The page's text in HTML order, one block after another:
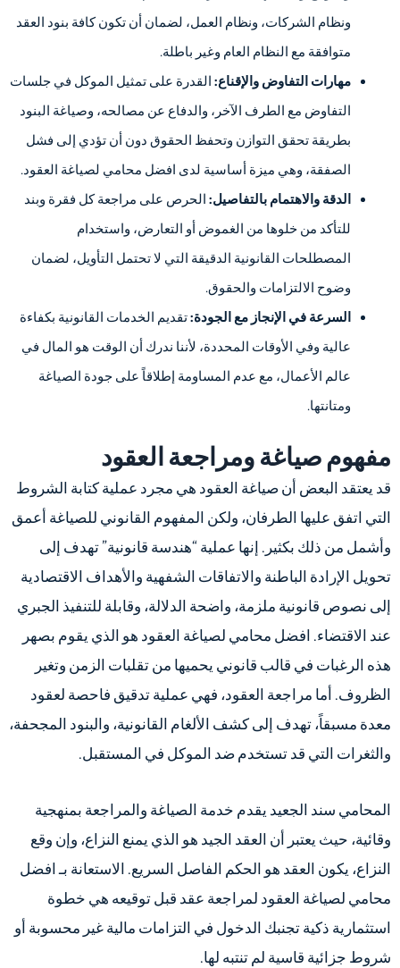
ونظام الشركات، ونظام العمل، لضمان أن تكون كافة بنود العقد
متوافقة مع النظام العام وغير باطلة.
مهارات التفاوض والإقناع: القدرة على تمثيل الموكل في جلسات
التفاوض مع الطرف الآخر، والدفاع عن مصالحه، وصياغة البنود
بطريقة تحقق التوازن وتحفظ الحقوق دون أن تؤدي إلى فشل
الصفقة، وهي ميزة أساسية لدى افضل محامي لصياغة العقود.
الدقة والاهتمام بالتفاصيل: الحرص على مراجعة كل فقرة وبند
للتأكد من خلوها من الغموض أو التعارض، واستخدام
المصطلحات القانونية الدقيقة التي لا تحتمل التأويل، لضمان
وضوح الالتزامات والحقوق.
السرعة في الإنجاز مع الجودة:تقديم الخدمات القانونية بكفاءة
عالية وفي الأوقات المحددة، لأننا ندرك أن الوقت هو المال في
عالم الأعمال، مع عدم المساومة إطلاقاً على جودة الصياغة
ومتانتها.
مفهوم صياغة ومراجعة العقود
قد يعتقد البعض أن صياغة العقود هي مجرد عملية كتابة الشروط
التي اتفق عليها الطرفان، ولكن المفهوم القانوني للصياغة أعمق
وأشمل من ذلك بكثير. إنها عملية “هندسة قانونية” تهدف إلى
تحويل الإرادة الباطنة والاتفاقات الشفهية والأهداف الاقتصادية
إلى نصوص قانونية ملزمة، واضحة الدلالة، وقابلة للتنفيذ الجبري
عند الاقتضاء. افضل محامي لصياغة العقود هو الذي يقوم بصهر
هذه الرغبات في قالب قانوني يحميها من تقلبات الزمن وتغير
الظروف. أما مراجعة العقود، فهي عملية تدقيق فاحصة لعقود
معدة مسبقاً، تهدف إلى كشف الألغام القانونية، والبنود المجحفة،
والثغرات التي قد تستخدم ضد الموكل في المستقبل.
المحامي سند الجعيد يقدم خدمة الصياغة والمراجعة بمنهجية
وقائية، حيث يعتبر أن العقد الجيد هو الذي يمنع النزاع، وإن وقع
النزاع، يكون العقد هو الحكم الفاصل السريع. الاستعانة بـ افضل
محامي لصياغة العقود لمراجعة عقد قبل توقيعه هي خطوة
استثمارية ذكية تجنبك الدخول في التزامات مالية غير محسوبة أو
شروط جزائية قاسية لم تنتبه لها.